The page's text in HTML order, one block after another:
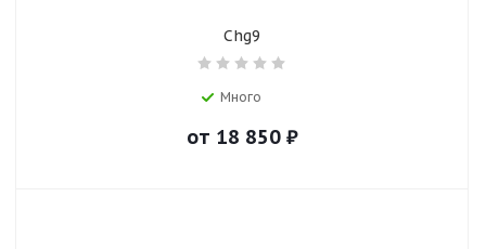
Chg9
Много
от 18 850₽